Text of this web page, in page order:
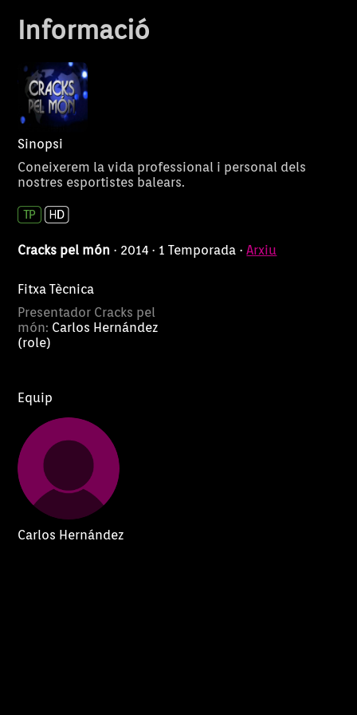
Informació
Sinopsi
Coneixerem la vida professional i personal dels
nostres esportistes balears.
Cracks pel món · 2014 · 1 Temporada ·Arxiu
Fitxa Tècnica
Presentador Cracks pel
món: Carlos Hernández
(role)
Equip
Carlos Hernández